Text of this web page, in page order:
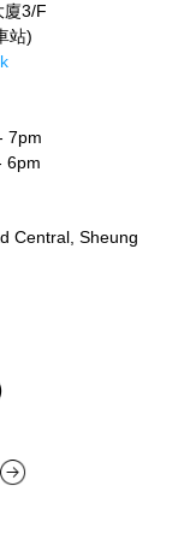
廈3/F
站)
7pm
6pm
Central, Sheung